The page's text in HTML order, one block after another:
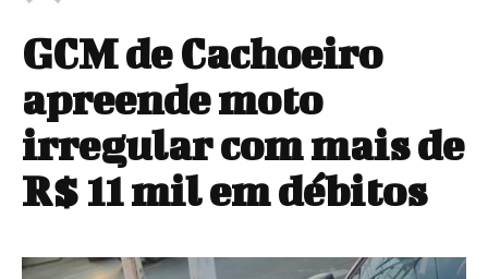
GCM de Cachoeiro
apreende moto
irregular com mais de
R$ 11 mil em débitos